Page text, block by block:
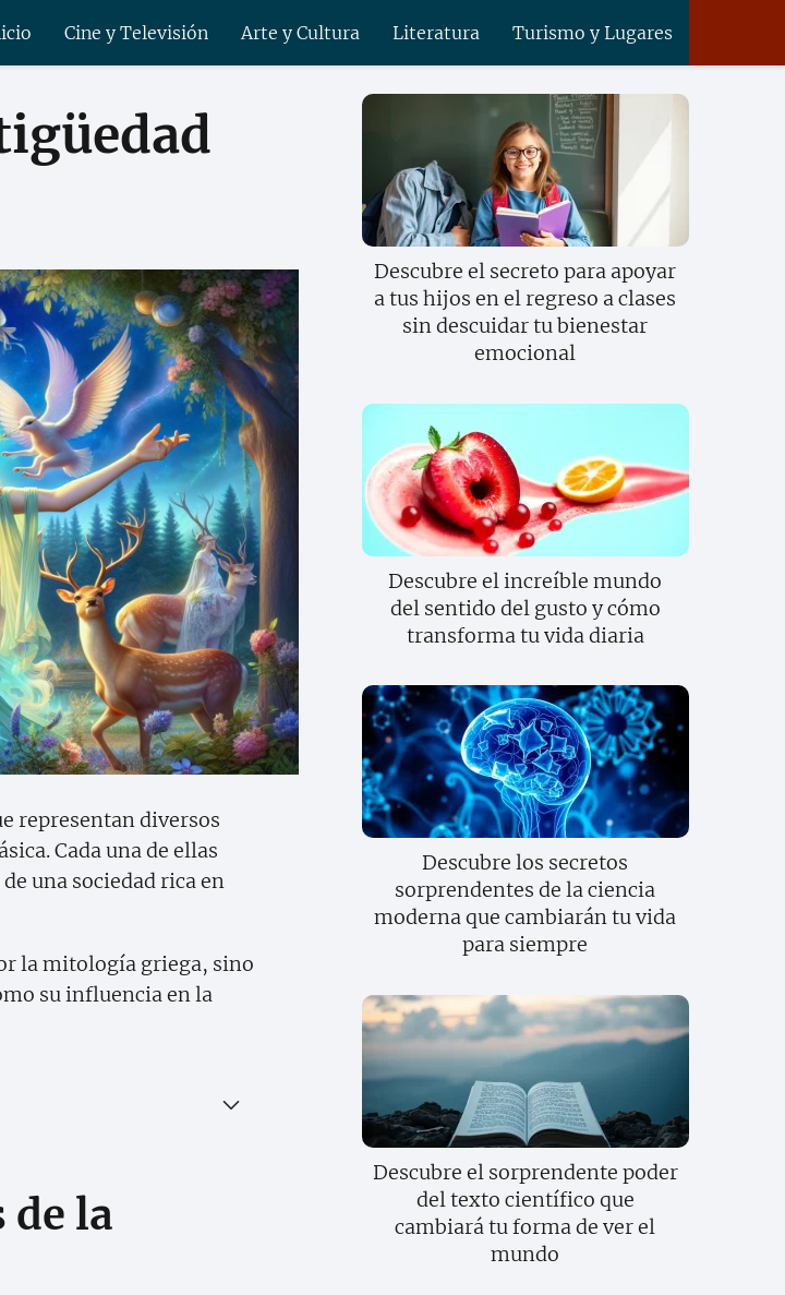
Cine y Televisión Arte y Cultura Literatura Turismo y Lugares
representan diversos
Cada una de ellas
una sociedad rica en
la mitología griega, sino
su influencia en la
de la
Descubre el secreto para apoyar
a tus hijos en el regreso a clases
sin descuidar tu bienestar
emocional
Descubre el increíble mundo
del sentido del gusto y cómo
transforma tu vida diaria
Descubre los secretos
sorprendentes de la ciencia
moderna que cambiarán tu vida
para siempre
Descubre el sorprendente poder
del texto científico que
cambiará tu forma de ver el
mundo